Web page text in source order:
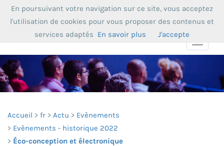
Toggle
Accueil fr Actu
Evènements
Evènements - historique 2022
Éco-conception et électronique
En poursuivant votre navigation sur ce site, vous acceptez
l'utilisation de cookies pour vous proposer des contenus et
services adaptés En savoir plus J'accepte